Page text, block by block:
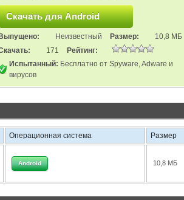
Выпущено: Неизвестный Размер:
10,8 МБ
171
Рейтинг:
Испытанный: Бесплатно от Spyware, Adware и
вирусов
Операционная система Размер
Android 10,8 МБ